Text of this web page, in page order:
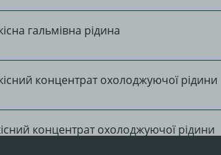
гальмівна рідина
концентрат охолоджуючої рідини
концентрат охолоджуючої рідини